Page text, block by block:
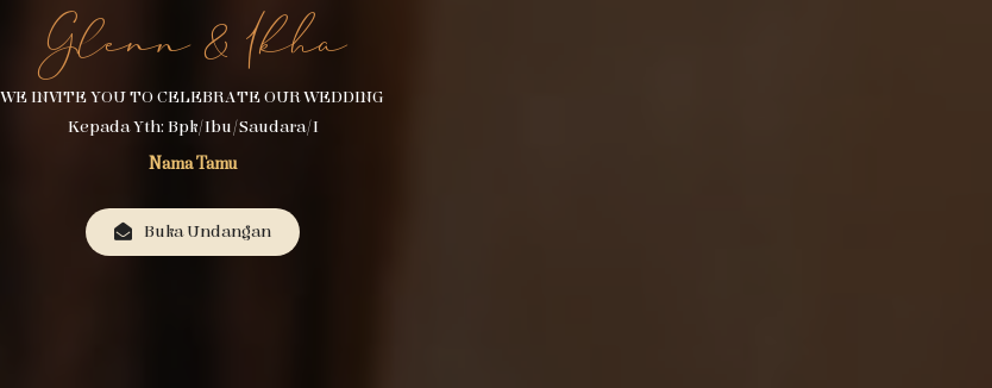
Glenn & Ikha
WE INVITE YOU TO CELEBRATE OUR WEDDING
Kepada Yth: Bpk/Ibu/Saudara/i
Nama Tamu
Buka Undangan